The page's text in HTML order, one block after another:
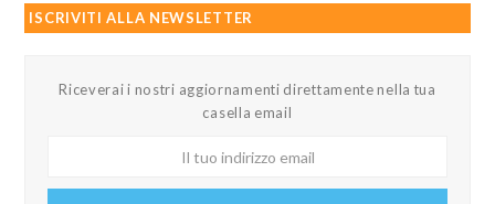
ISCRIVITI ALLA NEWSLETTER
Riceverai i nostri aggiornamenti direttamente nella tua
casella email